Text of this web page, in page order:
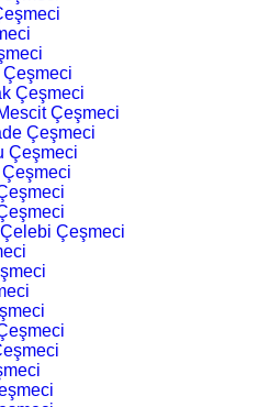
Çeşmeci
Çeşmeci
Çeşmeci
Çeşmeci
Çeşmeci
Çeşmeci
Çeşmeci